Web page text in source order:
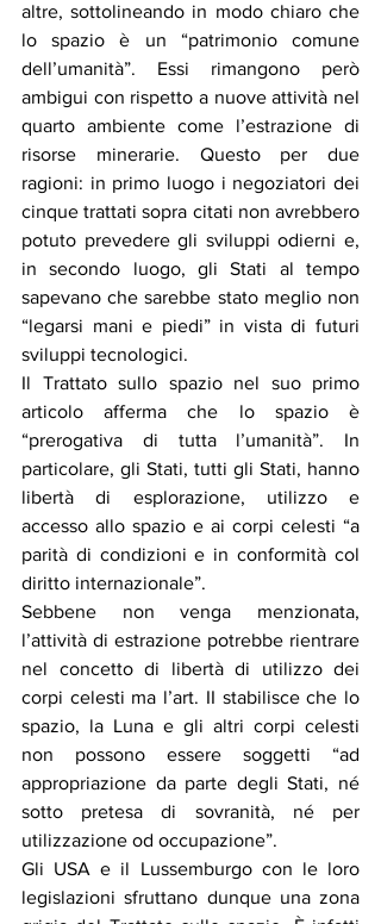
altre, sottolineando in modo chiaro che
lo spazio è un “patrimonio comune
dell’umanità”. Essi rimangono però
ambigui con rispetto a nuove attività nel
quarto ambiente come l’estrazione di
risorse minerarie. Questo per due
ragioni: in primo luogo i negoziatori dei
cinque trattati sopra citati non avrebbero
potuto prevedere gli sviluppi odierni e,
in secondo luogo, gli Stati al tempo
sapevano che sarebbe stato meglio non
“legarsi mani e piedi” in vista di futuri
sviluppi tecnologici.
Il Trattato sullo spazio nel suo primo
articolo afferma che lo spazio è
“prerogativa di tutta l’umanità”. In
particolare, gli Stati, tutti gli Stati, hanno
libertà di esplorazione, utilizzo e
accesso allo spazio e ai corpi celesti “a
parità di condizioni e in conformità col
diritto internazionale”.
Sebbene non venga menzionata,
l’attività di estrazione potrebbe rientrare
nel concetto di libertà di utilizzo dei
corpi celesti ma l’art. II stabilisce che lo
spazio, la Luna e gli altri corpi celesti
non possono essere soggetti “ad
appropriazione da parte degli Stati, né
sotto pretesa di sovranità, né per
utilizzazione od occupazione”.
Gli USA e il Lussemburgo con le loro
legislazioni sfruttano dunque una zona